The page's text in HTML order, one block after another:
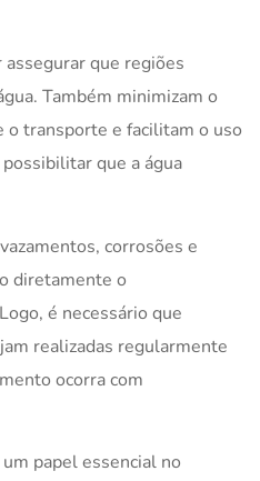
que regiões
Também minimizam o
o transporte e facilitam o uso
que a água
corrosões e
diretamente o
é necessário que
realizadas regularmente
ocorra com
papel essencial no